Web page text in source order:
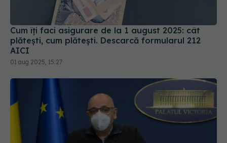
Cum îți faci asigurare de la 1 august 2025: cât
plătești, cum plătești. Descarcă formularul 212
AICI
01 aug 2025, 15:27